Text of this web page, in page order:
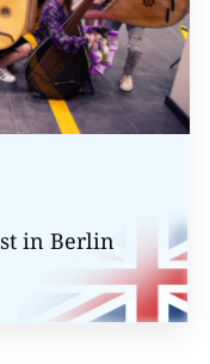
in Berlin